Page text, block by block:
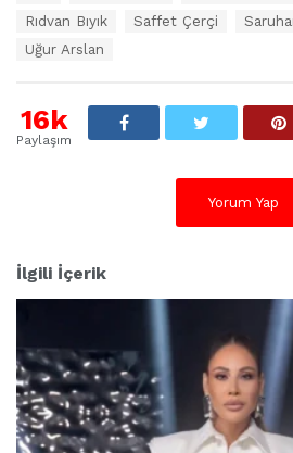
r
:
Rıdvan Bıyık
Saffet Çerçi
Uğur Arslan
16k
Paylaşım
Yorum Yap
İlgili İçerik